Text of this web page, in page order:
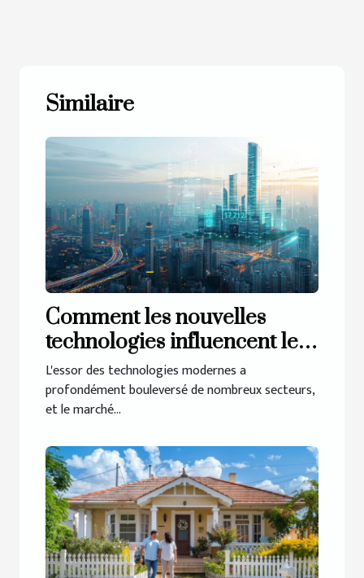
Similaire
Comment les nouvelles
technologies influencent le
marché immobilier
L'essor des technologies modernes a
profondément bouleversé de nombreux secteurs,
et le marché...